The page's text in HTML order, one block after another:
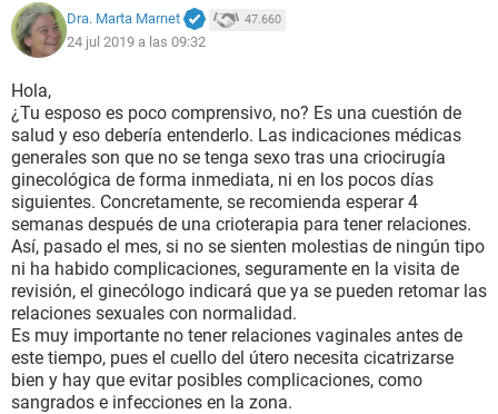
Dra. Marta Marnet 47.660
24 jul 2019 a las 09:32
Hola,
¿Tu esposo es poco comprensivo, no? Es una cuestión de
salud y eso debería entenderlo. Las indicaciones médicas
generales son que no se tenga sexo tras una criocirugía
ginecológica de forma inmediata, ni en los pocos días
siguientes. Concretamente, se recomienda esperar 4
semanas después de una crioterapia para tener relaciones.
Así, pasado el mes, si no se sienten molestias de ningún tipo
ni ha habido complicaciones, seguramente en la visita de
revisión, el ginecólogo indicará que ya se pueden retomar las
relaciones sexuales con normalidad.
Es muy importante no tener relaciones vaginales antes de
este tiempo, pues el cuello del útero necesita cicatrizarse
bien y hay que evitar posibles complicaciones, como
sangrados e infecciones en la zona.